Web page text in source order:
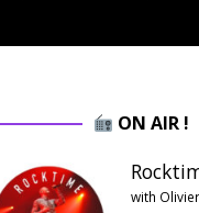
ON AIR !
with Olivier